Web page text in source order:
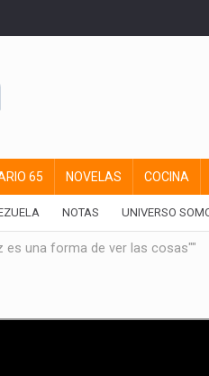
65 NOVELAS COCINA
NOTAS UNIVERSO
es una forma de ver las cosas""